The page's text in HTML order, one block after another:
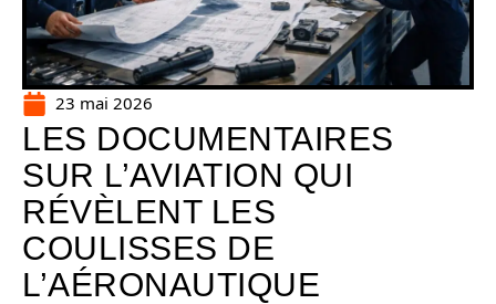
23 mai 2026
LES DOCUMENTAIRES
SUR L’AVIATION QUI
RÉVÈLENT LES
COULISSES DE
L’AÉRONAUTIQUE